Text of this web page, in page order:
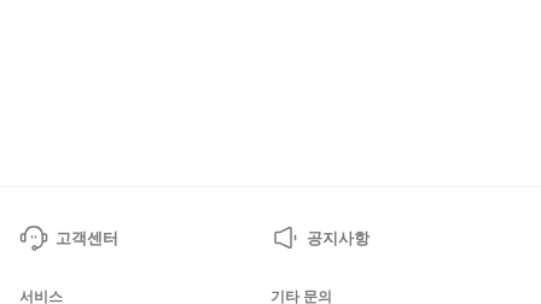
고객센터 공지사항
서비스 기타 문의